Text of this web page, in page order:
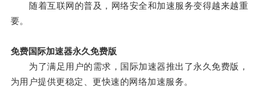
随着互联网的普及，网络安全和加速服务变得越来越重
要。
免费国际加速器永久免费版
为了满足用户的需求，国际加速器推出了永久免费版，
为用户提供更稳定、更快速的网络加速服务。